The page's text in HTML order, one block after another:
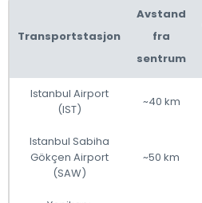
Transportstasjon
Avstand
fra
sentrum
Istanbul Airport
(IST)
~40 km
Istanbul Sabiha
Gökçen Airport
(SAW)
~50 km